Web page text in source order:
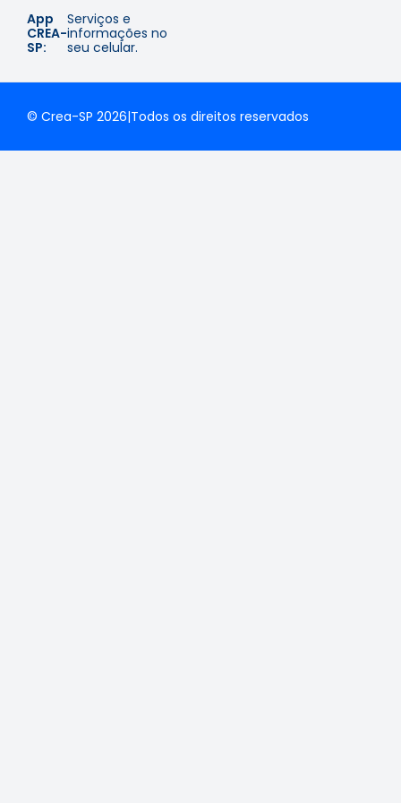
App
CREA-
SP:
Serviços e
informações no
seu celular.
© Crea-SP 2026|Todos os direitos reservados